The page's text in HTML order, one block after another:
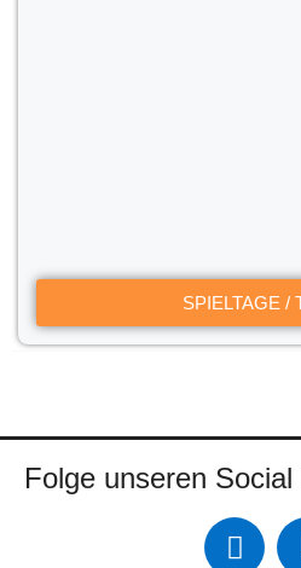
SPIELTAGE /
Folge unseren